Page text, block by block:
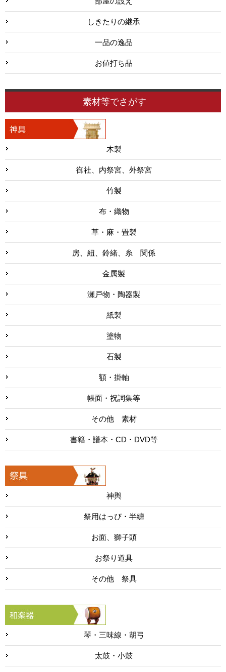
しきたりの継承
一品の逸品
お値打ち品
素材等でさがす
木製
御社、内祭宮、外祭宮
竹製
布・織物
草・麻・畳製
房、紐、鈴緒、糸 関係
金属製
瀬戸物・陶器製
紙製
塗物
石製
額・掛軸
帳面・祝詞集等
その他 素材
書籍・譜本・CD・DVD等
神輿
祭用はっぴ・半纏
お面、獅子頭
お祭り道具
その他 祭具
琴・三味線・胡弓
太鼓・小鼓